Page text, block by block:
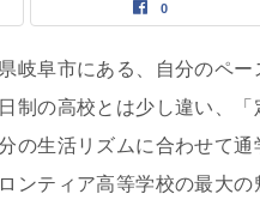
0
岐阜市にある、自分のペ
制の高校とは少し違い、
の生活リズムに合わせて
ンティア高等学校の最大の